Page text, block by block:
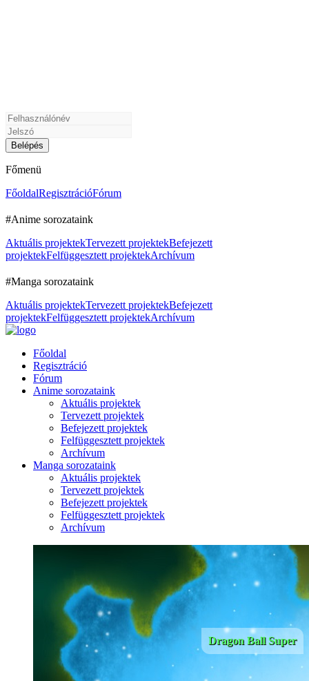
Főmenü
FőoldalRegisztrációFórum
#Anime sorozataink
Aktuális projektekTervezett projektekBefejezett
projektekFelfüggesztett projektekArchívum
#Manga sorozataink
Aktuális projektekTervezett projektekBefejezett
projektekFelfüggesztett projektekArchívum
Főoldal
Regisztráció
Fórum
Anime sorozataink
Aktuális projektek
Tervezett projektek
Befejezett projektek
Felfüggesztett projektek
Archívum
Manga sorozataink
Aktuális projektek
Tervezett projektek
Befejezett projektek
Felfüggesztett projektek
Archívum
Dragon Ball Super